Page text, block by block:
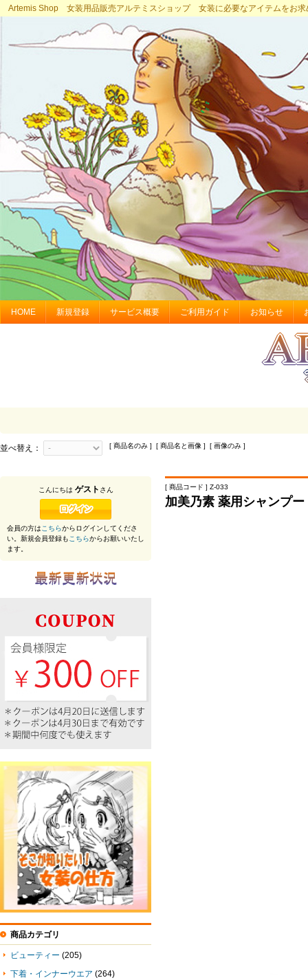
Artemis Shop 女装用品販売アルテミスショップ 女装に必要なアイテムをお求
HOME 新規登録 サービス概要 ご利用ガイド お知らせ
並べ替え： [ 商品名のみ ] [ 商品名と画像 ] [ 画像のみ ]
[ 商品コード ] Z-033
加美乃素 薬用シャンプ
こんにちは ゲスト さん
会員の方はこちらからログインしてくださ
い。新規会員登録もこちらからお願いいたし
ます。
商品カテゴリ
ビューティー (205)
下着・インナーウエア (264)